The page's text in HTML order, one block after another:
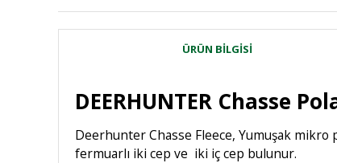
ÜRÜN BILGISI
DEERHUNTER Chasse
Deerhunter Chasse Fleece, Yumuşak mikro
fermuarlı iki cep ve iki iç cep bulunur.